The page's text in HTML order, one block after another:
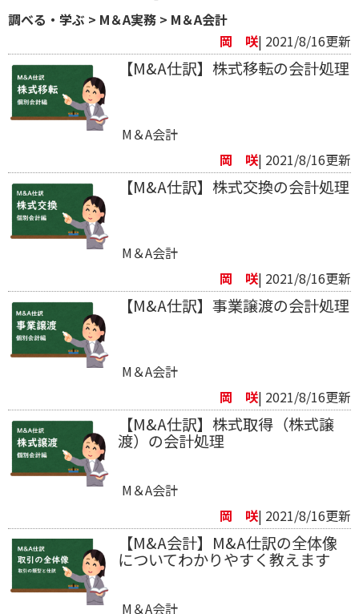
調べる・学ぶ > M＆A実務 > M＆A会計
岡 咲| 2021/8/16更新
【M&A仕訳】株式移転の会計処理
M＆A会計
岡 咲| 2021/8/16更新
【M&A仕訳】株式交換の会計処理
M＆A会計
岡 咲| 2021/8/16更新
【M&A仕訳】事業譲渡の会計処理
M＆A会計
岡 咲| 2021/8/16更新
【M&A仕訳】株式取得（株式譲
渡）の会計処理
M＆A会計
岡 咲| 2021/8/16更新
【M&A会計】M&A仕訳の全体像
についてわかりやすく教えます
M＆A会計